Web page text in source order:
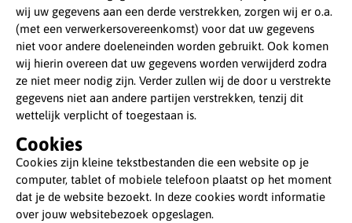
wij uw gegevens aan een derde verstrekken, zorgen wij er o.a.
(met een verwerkersovereenkomst) voor dat uw gegevens
niet voor andere doeleneinden worden gebruikt. Ook komen
wij hierin overeen dat uw gegevens worden verwijderd zodra
ze niet meer nodig zijn. Verder zullen wij de door u verstrekte
gegevens niet aan andere partijen verstrekken, tenzij dit
wettelijk verplicht of toegestaan is.
Cookies
Cookies zijn kleine tekstbestanden die een website op je
computer, tablet of mobiele telefoon plaatst op het moment
dat je de website bezoekt. In deze cookies wordt informatie
over jouw websitebezoek opgeslagen.